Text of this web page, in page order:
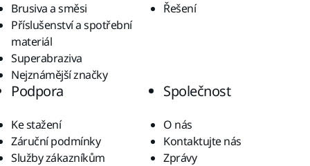
Brusiva a směsi
Příslušenství a spotřební
materiál
Superabraziva
Nejznámější značky
Řešení
Podpora
Ke stažení
Záruční podmínky
Služby zákazníkům
Společnost
O nás
Kontaktujte nás
Zprávy